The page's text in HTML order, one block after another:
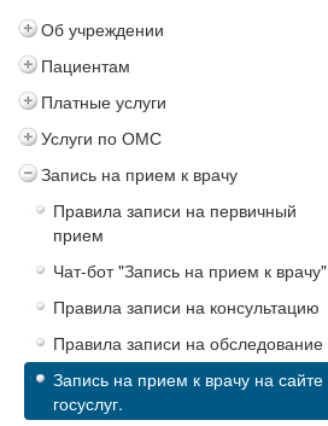
Об учреждении
Пациентам
Платные услуги
Услуги по ОМС
Запись на прием к врачу
Правила записи на первичный
прием
Чат-бот "Запись на прием к врачу"
Правила записи на консультацию
Правила записи на обследование
Запись на прием к врачу на сайте
госуслуг.